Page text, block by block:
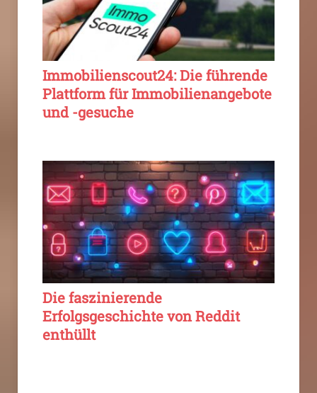
Immobilienscout24: Die führende
Plattform für Immobilienangebote
und -gesuche
Die faszinierende
Erfolgsgeschichte von Reddit
enthüllt